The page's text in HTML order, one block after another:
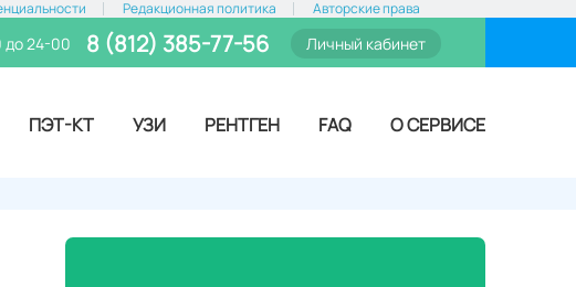
Редакционная политика Авторские права
до 24-00 8 (812) 385-77-56 Личный кабинет
ПЭТ-КТ УЗИ РЕНТГЕН FAQ О СЕРВИСЕ